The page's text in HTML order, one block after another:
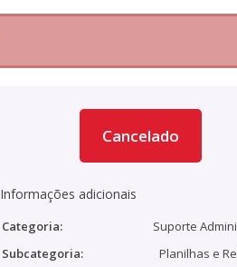
Cancelado
Informações adicionais
Categoria:
Suporte
Subcategoria:
Planilhas e